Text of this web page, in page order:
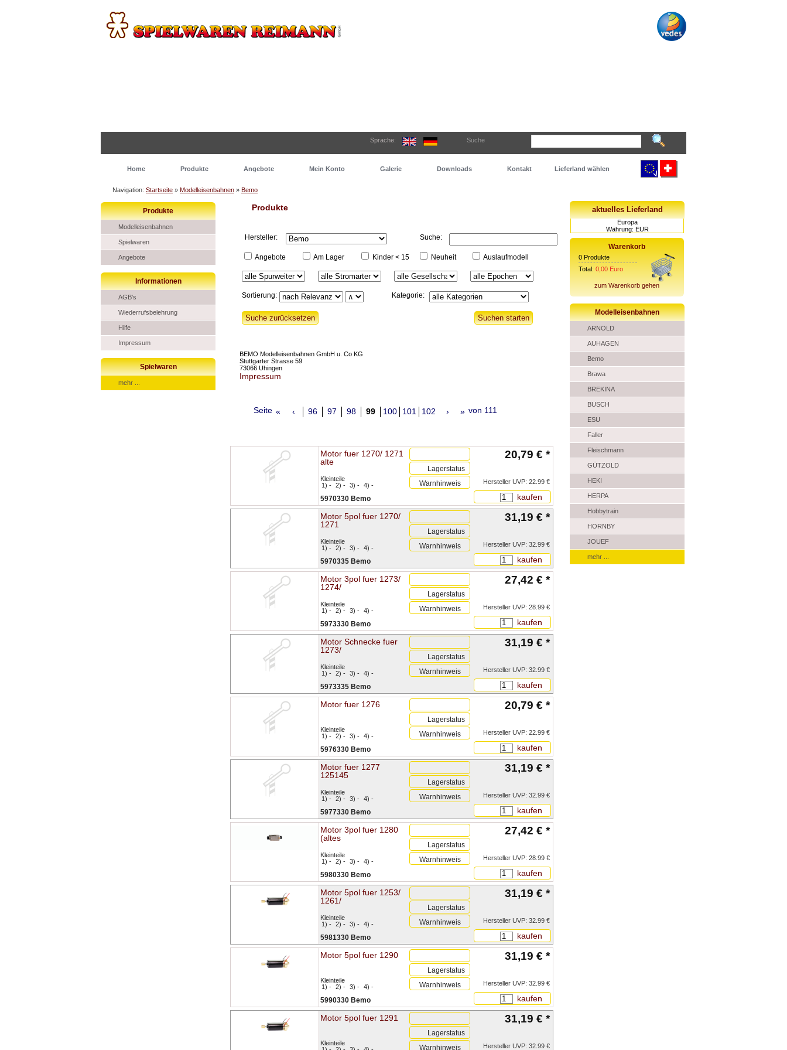
Suche
Sprache:
Home Produkte Angebote Mein Konto Galerie Downloads Kontakt Lieferland wählen
Navigation: Startseite » Modelleisenbahnen » Bemo
Produkte
Modelleisenbahnen
Spielwaren
Angebote
Informationen
AGB's
Wiederrufsbelehrung
Hilfe
Impressum
Spielwaren
mehr ...
Produkte
Hersteller: Suche:
Angebote Am Lager Kinder < 15 Neuheit Auslaufmodell
Sortierung: Kategorie:
BEMO Modelleisenbahnen GmbH u. Co KG
Stuttgarter Strasse 59
73066 Uhingen
Impressum
Seite « ‹ 96 97 98 99 100 101 102 › » von 111
Motor fuer 1270/ 1271
alte
Kleinteile
1) - 2) - 3) - 4) -
Lagerstatus
Warnhinweis
20,79 € *
Hersteller UVP: 22.99 €
kaufen
5970330 Bemo
Motor 5pol fuer 1270/
1271
Kleinteile
1) - 2) - 3) - 4) -
Lagerstatus
Warnhinweis
31,19 € *
Hersteller UVP: 32.99 €
kaufen
5970335 Bemo
Motor 3pol fuer 1273/
1274/
Kleinteile
1) - 2) - 3) - 4) -
Lagerstatus
Warnhinweis
27,42 € *
Hersteller UVP: 28.99 €
kaufen
5973330 Bemo
Motor Schnecke fuer
1273/
Kleinteile
1) - 2) - 3) - 4) -
Lagerstatus
Warnhinweis
31,19 € *
Hersteller UVP: 32.99 €
kaufen
5973335 Bemo
Motor fuer 1276
Kleinteile
1) - 2) - 3) - 4) -
Lagerstatus
Warnhinweis
20,79 € *
Hersteller UVP: 22.99 €
kaufen
5976330 Bemo
Motor fuer 1277
125145
Kleinteile
1) - 2) - 3) - 4) -
Lagerstatus
Warnhinweis
31,19 € *
Hersteller UVP: 32.99 €
kaufen
5977330 Bemo
Motor 3pol fuer 1280
(altes
Kleinteile
1) - 2) - 3) - 4) -
Lagerstatus
Warnhinweis
27,42 € *
Hersteller UVP: 28.99 €
kaufen
5980330 Bemo
Motor 5pol fuer 1253/
1261/
Kleinteile
1) - 2) - 3) - 4) -
Lagerstatus
Warnhinweis
31,19 € *
Hersteller UVP: 32.99 €
kaufen
5981330 Bemo
Motor 5pol fuer 1290
Kleinteile
1) - 2) - 3) - 4) -
Lagerstatus
Warnhinweis
31,19 € *
Hersteller UVP: 32.99 €
kaufen
5990330 Bemo
Motor 5pol fuer 1291
Kleinteile
Lagerstatus
Warnhinweis
31,19 € *
Hersteller UVP: 32.99 €
aktuelles Lieferland
Europa
Währung: EUR
Warenkorb
0 Produkte
Total: 0,00 Euro
zum Warenkorb gehen
Modelleisenbahnen
ARNOLD
AUHAGEN
Bemo
Brawa
BREKINA
BUSCH
ESU
Faller
Fleischmann
GÜTZOLD
HEKI
HERPA
Hobbytrain
HORNBY
JOUEF
mehr ...